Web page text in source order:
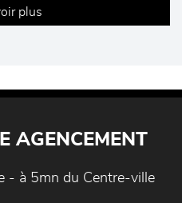
plus
AGENCEMENT
- à 5mn du Centre-ville